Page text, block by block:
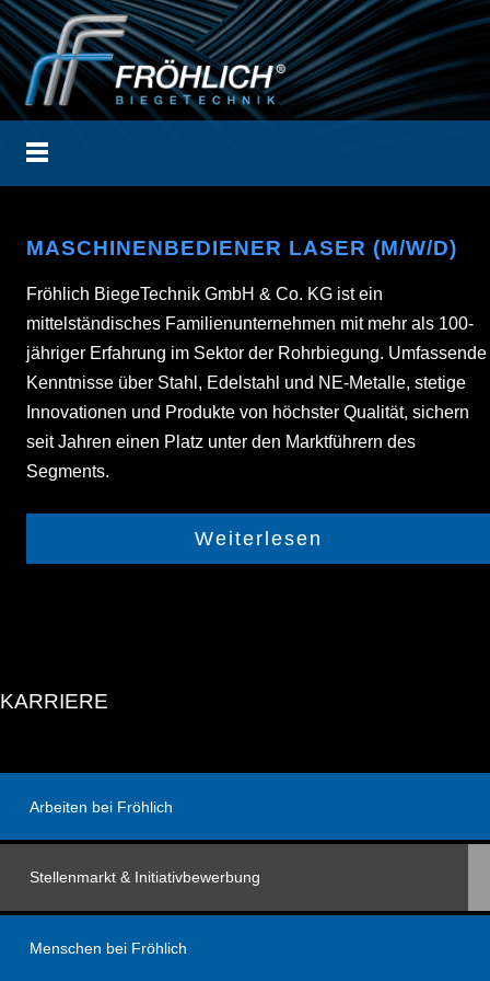
KARRIERE
Arbeiten bei Fröhlich
Stellenmarkt & Initiativbewerbung
Menschen bei Fröhlich
MASCHINENBEDIENER LASER (M/W/D)
Fröhlich BiegeTechnik GmbH & Co. KG ist ein
mittelständisches Familienunternehmen mit mehr als 100-
jähriger Erfahrung im Sektor der Rohrbiegung. Umfassende
Kenntnisse über Stahl, Edelstahl und NE-Metalle, stetige
Innovationen und Produkte von höchster Qualität, sichern
seit Jahren einen Platz unter den Marktführern des
Segments.
Weiterlesen